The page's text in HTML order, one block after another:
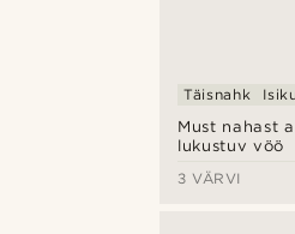
Must nahast
lukustuv vöö
Täisnahk
3 VÄRVI